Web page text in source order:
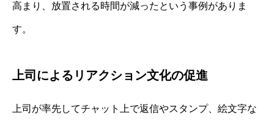
高まり、放置される時間が減ったという事例がありま
す。
上司によるリアクション文化の促進
上司が率先してチャット上で返信やスタンプ、絵文字な